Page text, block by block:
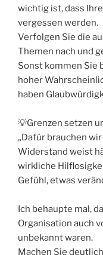
wichtig ist, dass
vergessen werden.
Verfolgen Sie die
Themen nach und
Sonst kommen Sie
hoher
haben
💡Grenzen setzen
„Dafür brauchen
Widerstand weist
wirkliche
Gefühl, etwas
Ich behaupte mal,
Organisation auch
unbekannt waren.
Machen Sie